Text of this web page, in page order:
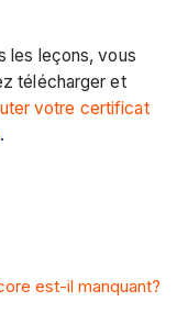
les leçons, vous
télécharger et
votre certificat
.
est-il manquant?